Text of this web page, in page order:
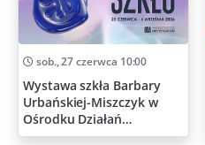
sob., 27 czerwca 10:00
Wystawa szkła Barbary
Urbańskiej-Miszczyk w
Ośrodku Działań
Artystycznych